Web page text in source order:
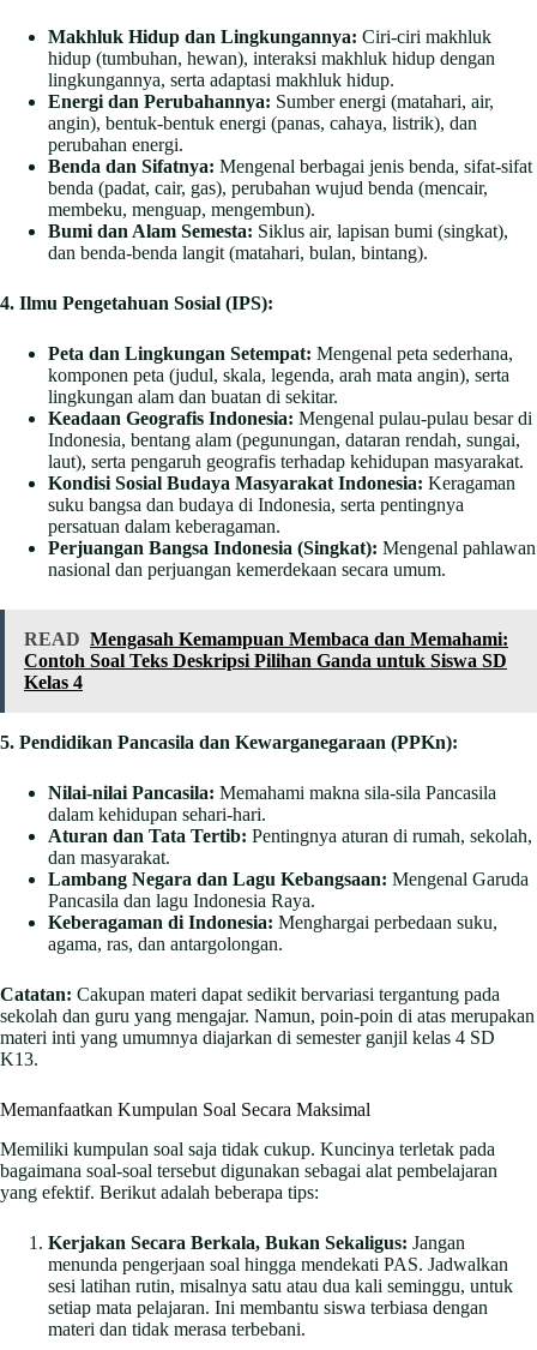
Makhluk Hidup dan Lingkungannya: Ciri-ciri makhluk
hidup (tumbuhan, hewan), interaksi makhluk hidup dengan
lingkungannya, serta adaptasi makhluk hidup.
Energi dan Perubahannya: Sumber energi (matahari, air,
angin), bentuk-bentuk energi (panas, cahaya, listrik), dan
perubahan energi.
Benda dan Sifatnya: Mengenal berbagai jenis benda, sifat-sifat
benda (padat, cair, gas), perubahan wujud benda (mencair,
membeku, menguap, mengembun).
Bumi dan Alam Semesta: Siklus air, lapisan bumi (singkat),
dan benda-benda langit (matahari, bulan, bintang).
4. Ilmu Pengetahuan Sosial (IPS):
Peta dan Lingkungan Setempat: Mengenal peta sederhana,
komponen peta (judul, skala, legenda, arah mata angin), serta
lingkungan alam dan buatan di sekitar.
Keadaan Geografis Indonesia: Mengenal pulau-pulau besar di
Indonesia, bentang alam (pegunungan, dataran rendah, sungai,
laut), serta pengaruh geografis terhadap kehidupan masyarakat.
Kondisi Sosial Budaya Masyarakat Indonesia: Keragaman
suku bangsa dan budaya di Indonesia, serta pentingnya
persatuan dalam keberagaman.
Perjuangan Bangsa Indonesia (Singkat): Mengenal pahlawan
nasional dan perjuangan kemerdekaan secara umum.
READ Mengasah Kemampuan Membaca dan Memahami:
Contoh Soal Teks Deskripsi Pilihan Ganda untuk Siswa SD
Kelas 4
5. Pendidikan Pancasila dan Kewarganegaraan (PPKn):
Nilai-nilai Pancasila: Memahami makna sila-sila Pancasila
dalam kehidupan sehari-hari.
Aturan dan Tata Tertib: Pentingnya aturan di rumah, sekolah,
dan masyarakat.
Lambang Negara dan Lagu Kebangsaan: Mengenal Garuda
Pancasila dan lagu Indonesia Raya.
Keberagaman di Indonesia: Menghargai perbedaan suku,
agama, ras, dan antargolongan.
Catatan: Cakupan materi dapat sedikit bervariasi tergantung pada
sekolah dan guru yang mengajar. Namun, poin-poin di atas merupakan
materi inti yang umumnya diajarkan di semester ganjil kelas 4 SD
K13.
Memanfaatkan Kumpulan Soal Secara Maksimal
Memiliki kumpulan soal saja tidak cukup. Kuncinya terletak pada
bagaimana soal-soal tersebut digunakan sebagai alat pembelajaran
yang efektif. Berikut adalah beberapa tips:
Kerjakan Secara Berkala, Bukan Sekaligus: Jangan
menunda pengerjaan soal hingga mendekati PAS. Jadwalkan
sesi latihan rutin, misalnya satu atau dua kali seminggu, untuk
setiap mata pelajaran. Ini membantu siswa terbiasa dengan
materi dan tidak merasa terbebani.